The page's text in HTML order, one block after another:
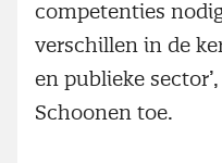
competenties
verschillen in de
en publieke
Schoonen toe.